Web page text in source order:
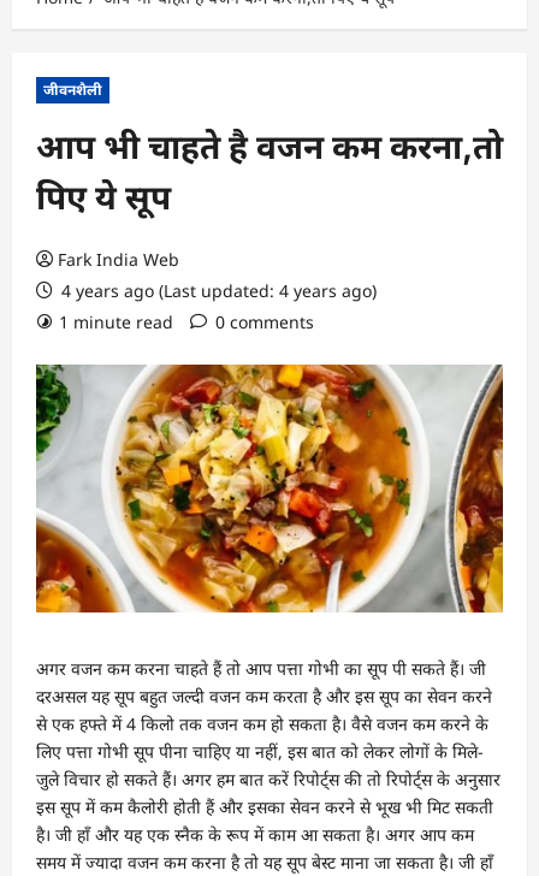
जीवनशैली
आप भी चाहते है वजन कम करना,तो
पिए ये सूप
Fark India Web
4 years ago (Last updated: 4 years ago)
1 minute read
0 comments
अगर वजन कम करना चाहते हैं तो आप पत्ता गोभी का सूप पी सकते हैं। जी
दरअसल यह सूप बहुत जल्दी वजन कम करता है और इस सूप का सेवन करने
से एक हफ्ते में 4 किलो तक वजन कम हो सकता है। वैसे वजन कम करने के
लिए पत्ता गोभी सूप पीना चाहिए या नहीं, इस बात को लेकर लोगों के मिले-
जुले विचार हो सकते हैं। अगर हम बात करें रिपोर्ट्स की तो रिपोर्ट्स के अनुसार
इस सूप में कम कैलोरी होती हैं और इसका सेवन करने से भूख भी मिट सकती
है। जी हाँ और यह एक स्नैक के रूप में काम आ सकता है। अगर आप कम
समय में ज्यादा वजन कम करना है तो यह सूप बेस्ट माना जा सकता है। जी हाँ